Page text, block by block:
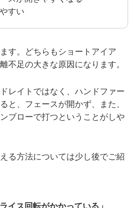
すい
す。どちらもショートアイア
不足の大きな原因になります。
レイトではなく、ハンドファー
と、フェースが開かず、また、
ブローで打つということがしや
る方法については少し後でご紹
イス回転がかかっている」